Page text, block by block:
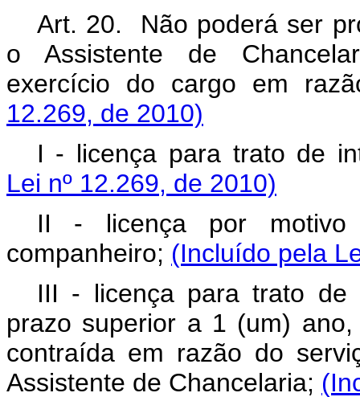
Art. 20. Não poderá ser
o Assistente de
exercício do cargo em
12.269, de 2010)
I - licença para trato de
Lei nº 12.269, de 2010)
II - licença por motivo
companheiro; (Incluído pela
III - licença para trato de
prazo superior a 1 (um)
contraída em razão do
Assistente de Chancelaria;